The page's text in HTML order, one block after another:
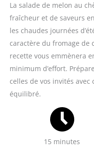
La salade de melon au
fraîcheur et de saveurs
les chaudes journées
caractère du fromage de
recette vous emmènera
minimum d’effort.
celles de vos invités
équilibré.
15 minutes